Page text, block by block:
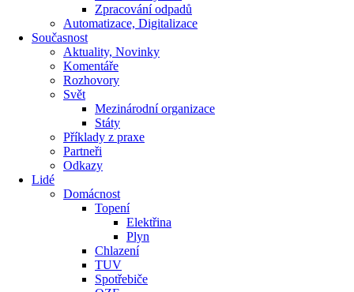
Zpracování odpadů
Automatizace, Digitalizace
Současnost
Aktuality, Novinky
Komentáře
Rozhovory
Svět
Mezinárodní organizace
Státy
Příklady z praxe
Partneři
Odkazy
Lidé
Domácnost
Topení
Elektřina
Plyn
Chlazení
TUV
Spotřebiče